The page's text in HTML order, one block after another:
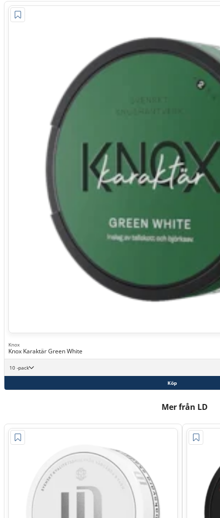
Knox
Knox Karaktär Green White
10 -pack
Köp
Mer från LD